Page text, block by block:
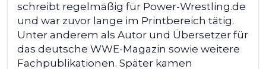
schreibt regelmäßig für Power-Wrestling.de
und war zuvor lange im Printbereich tätig.
Unter anderem als Autor und Übersetzer für
das deutsche WWE-Magazin sowie weitere
Fachpublikationen. Später kamen